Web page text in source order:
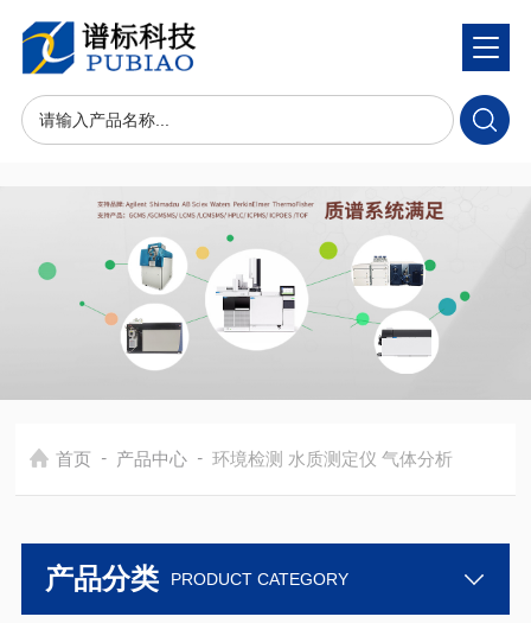
首页 - 产品中心 - 环境检测 水质测定仪 气体分析
产品分类 PRODUCT CATEGORY